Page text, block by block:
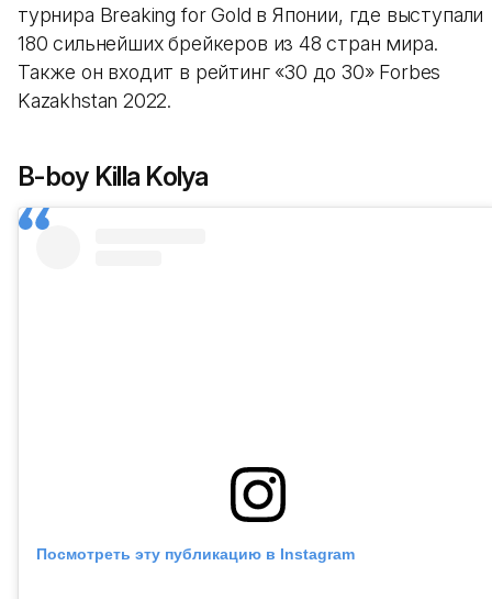
турнира Breaking for Gold в Японии, где выступали
180 сильнейших брейкеров из 48 стран мира.
Также он входит в рейтинг «30 до 30» Forbes
Kazakhstan 2022.
B-boy Killa Kolya
Посмотреть эту публикацию в Instagram